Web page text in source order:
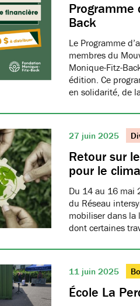
Programme
Back
Le Programme
membres du
Monique-Fitz-
édition. Ce
en solidarité, de
27 juin 2025
Retour sur
pour le
Du 14 au 16 mai
du Réseau
mobiliser dans la
dont certaines
11 juin 2025
École La